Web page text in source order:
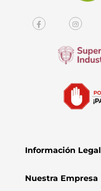
Información Legal
Nuestra Empresa